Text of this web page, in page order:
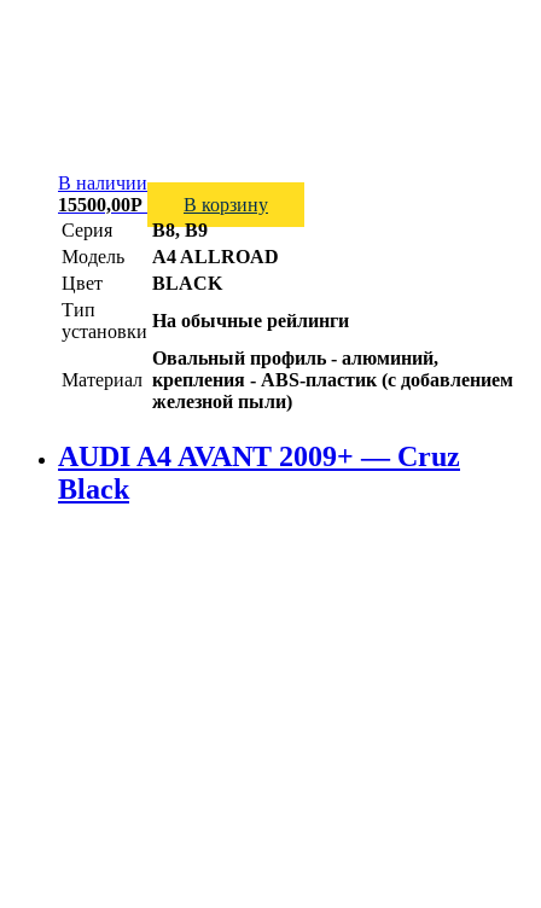
В наличии
15500,00Р
В корзину
Серия
B8, B9
Модель
A4 ALLROAD
Цвет
BLACK
Тип
установки
На обычные рейлинги
Материал
Овальный профиль - алюминий,
крепления - ABS-пластик (с добавлением
железной пыли)
AUDI A4 AVANT 2009+ — Cruz
Black